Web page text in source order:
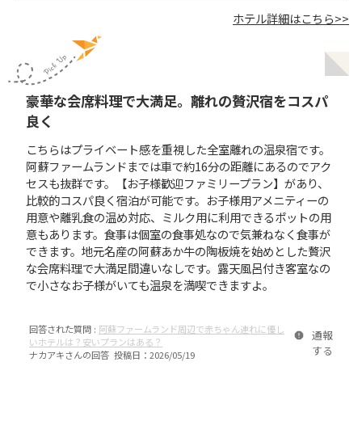
ホテル詳細はこちら>>
豪華な会席料理で大満足。離れの贅沢宿をコスパ
良く
こちらはプライベート感を重視した全室離れの温泉宿です。
阿蘇ファームランドまでは車で約16分の距離にあるのでアク
セスも抜群です。【お子様歓迎ファミリープラン】があり、
比較的コスパ良く宿泊が可能です。お子様用アメニティーの
用意や離乳食の温め対応、ミルク用に利用できるポットの用
意もあります。食事は個室の食事処なので気兼ねなく食事が
できます。地元名産の阿蘇あか牛の陶板焼を始めとした贅沢
な会席料理で大満足間違いなしです。露天風呂付き客室なの
で小さなお子様がいても温泉を満喫できますよ。
回答された質問 : 阿蘇ファームランド周辺で赤ちゃん連れに優し
いホテルは？安いプランはある？
ナカアキさんの回答 投稿日： 2026/05/19
通報
する